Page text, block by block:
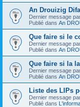
An Drouizig
Dernier message
Publié dans An
Que faire si le
Dernier message
Publié dans An
Que faire si la
Dernier message
Publié dans An
Liste des LIPs
Dernier message
Publié dans